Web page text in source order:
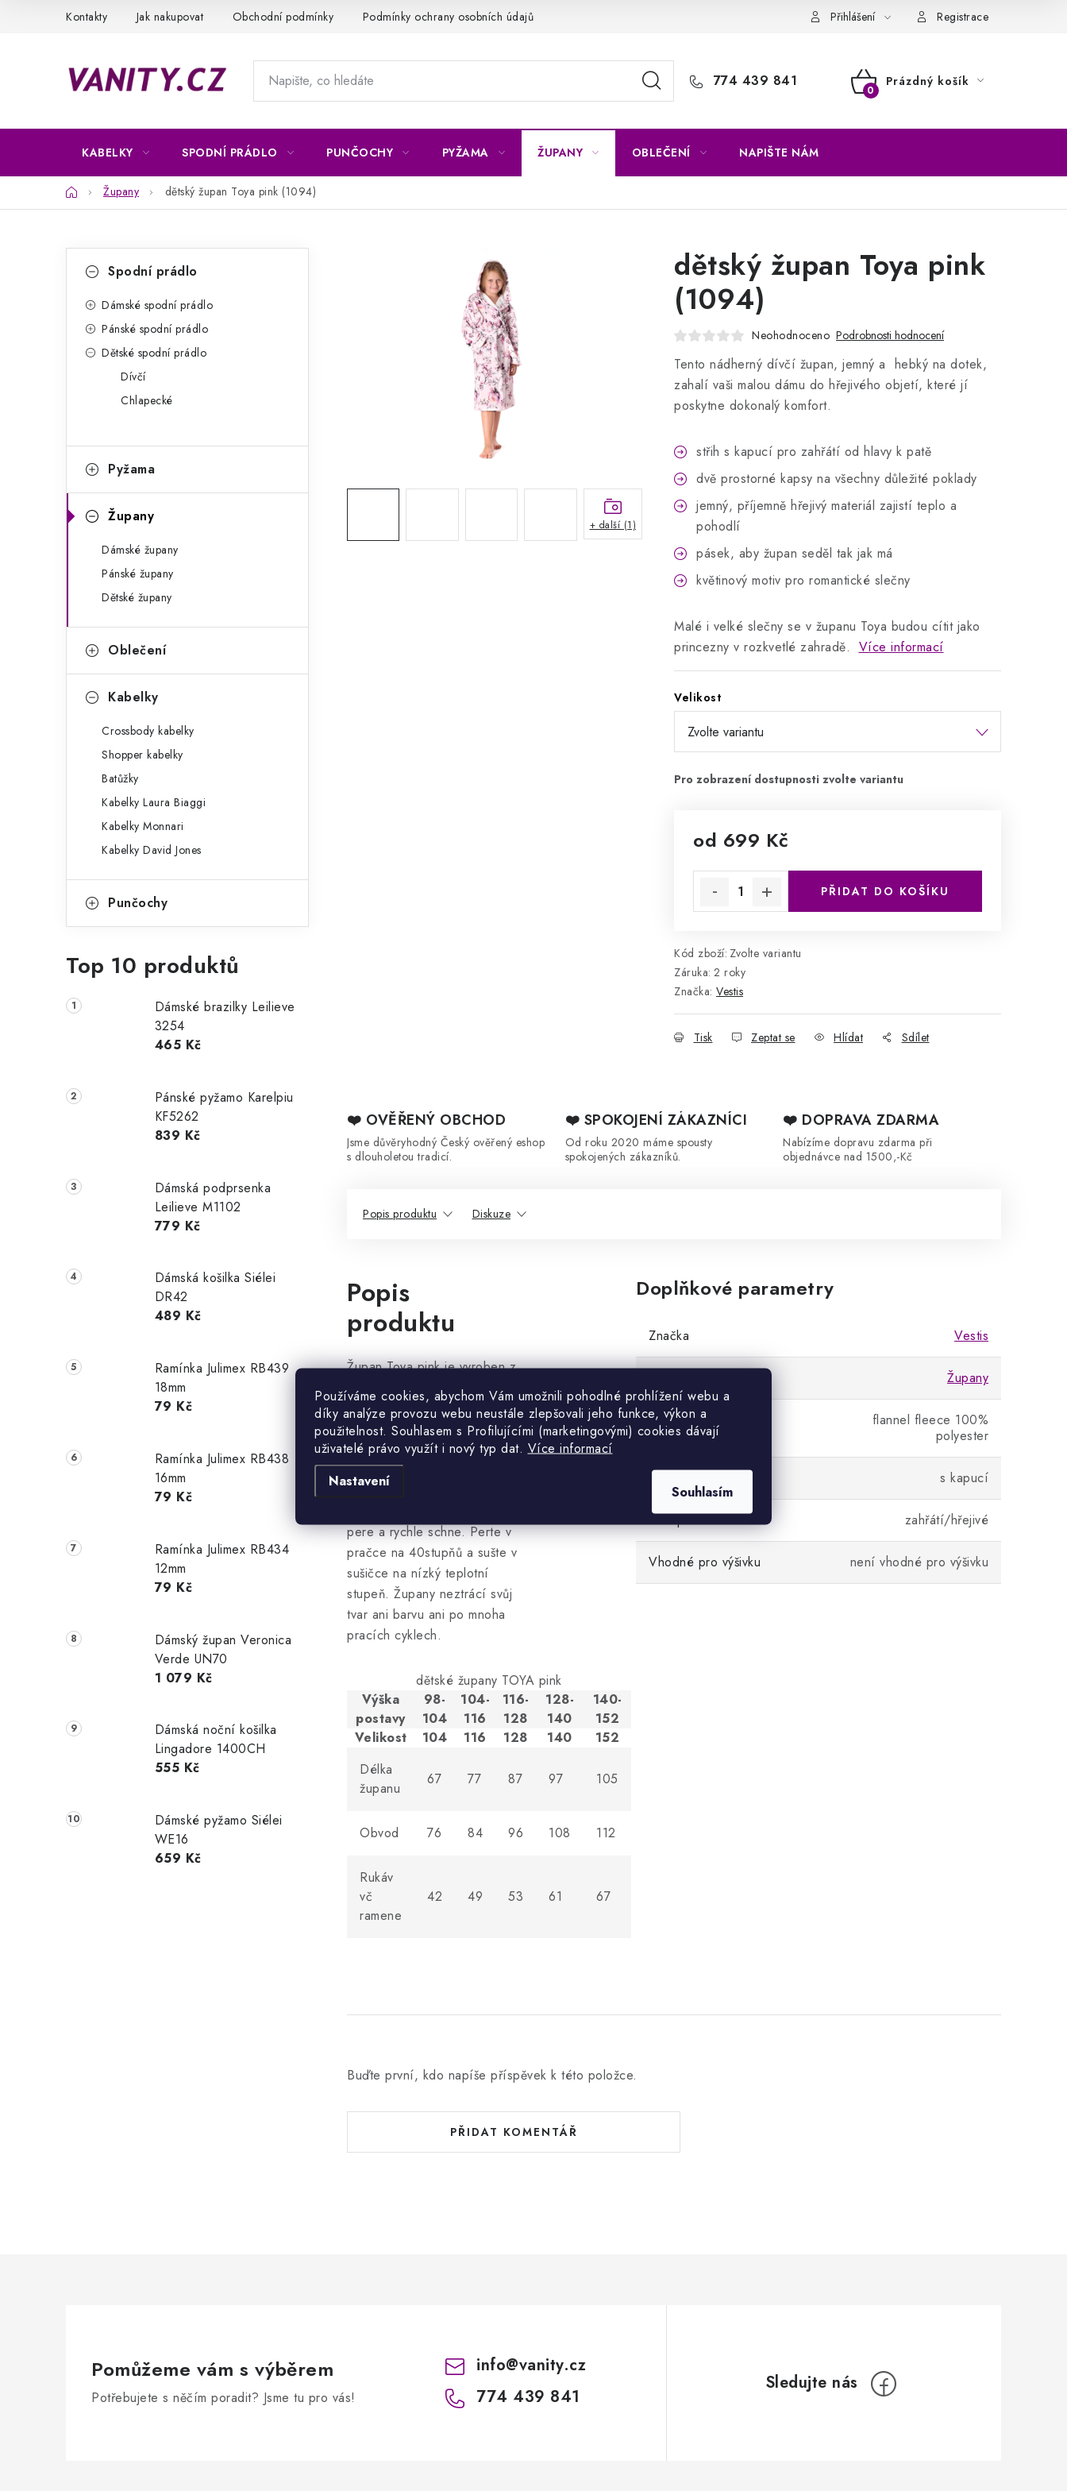
Používáme cookies, abychom Vám umožnili pohodlné prohlížení webu a
díky analýze provozu webu neustále zlepšovali jeho funkce, výkon a
použitelnost. Souhlasem s Profilujícími (marketingovými) cookies dávají
uživatelé právo využít i nový typ dat. Více informací
Nastavení
Souhlasím
Kontakty Jak nakupovat Obchodní podmínky Podmínky ochrany osobních údajů Přihlášení Registrace
774 439 841
NÁKUPNÍ
Prázdný košík
KABELKY SPODNÍ PRÁDLO PUNČOCHY PYŽAMA ŽUPANY OBLEČENÍ NAPIŠTE NÁM
DomůŽupany dětský župan Toya pink (1094)
n
í
p
e
kategorie
i
Spodní prádlo
Dámské spodní prádlo
Pánské spodní prádlo
Dětské spodní prádlo
Dívčí
Chlapecké
Pyžama
Župany
Dámské župany
Pánské župany
Dětské župany
Oblečení
Kabelky
Crossbody kabelky
Shopper kabelky
Batůžky
Kabelky Laura Biaggi
Kabelky Monnari
Kabelky David Jones
Punčochy
Top 10 produktů
Dámské brazilky Leilieve
3254
465 Kč
Pánské pyžamo Karelpiu
KF5262
839 Kč
Dámská podprsenka
Leilieve M1102
779 Kč
Dámská košilka Siélei
DR42
489 Kč
Ramínka Julimex RB439
18mm
79 Kč
Ramínka Julimex RB438
16mm
79 Kč
Ramínka Julimex RB434
12mm
79 Kč
Dámský župan Veronica
Verde UN70
1 079 Kč
Dámská noční košilka
Lingadore 1400CH
555 Kč
Dámské pyžamo Siélei
WE16
659 Kč
dětský župan Toya pink
(1094)
Neohodnoceno Podrobnosti hodnocení
Tento nádherný dívčí župan, jemný a hebký na dotek,
zahalí vaši malou dámu do hřejivého objetí, které jí
poskytne dokonalý komfort.
střih s kapucí pro zahřátí od hlavy k patě
dvě prostorné kapsy na všechny důležité poklady
jemný, příjemně hřejivý materiál zajistí teplo a
pohodlí
pásek, aby župan seděl tak jak má
květinový motiv pro romantické slečny
Malé i velké slečny se v županu Toya budou cítit jako
princezny v rozkvetlé zahradě. Více informací
Velikost
od 699 Kč
PŘIDAT DO KOŠÍKU
Kód zboží: Zvolte variantu
Záruka: 2 roky
Značka: Vestis
Tisk Zeptat se Hlídat Sdílet
+ další (1)
❤️ OVĚŘENÝ OBCHOD
Jsme důvěryhodný Český ověřený eshop
s dlouholetou tradicí.
❤️ SPOKOJENÍ ZÁKAZNÍCI
Od roku 2020 máme spousty
spokojených zákazníků.
❤️ DOPRAVA ZDARMA
Nabízíme dopravu zdarma při
objednávce nad 1500,-Kč
Popis produktu Diskuze
Popis
produktu
Župan Toya pink je vyroben z
materiálu flannel fleece, který
vyniká jemným hebkým
povrchem, hustým kratším
vlasem, díky kterému je
materiál příjemně hřejivý a
zároveň lehký a méně
pere a rychle schne. Perte v
pračce na 40stupňů a sušte v
sušičce na nízký teplotní
stupeň. Župany neztrácí svůj
tvar ani barvu ani po mnoha
pracích cyklech.
dětské župany TOYA pink
Výška
postavy
98-
104
104-
116
116-
128
128-
140
140-
152
Velikost
104 116 128 140
152
Délka
županu
67 77 87 97 105
Obvod 76 84 96 108 112
Rukáv
vč
ramene
42 49 53 61 67
Doplňkové parametry
Značka Vestis
Župany
Materiál
flannel fleece 100%
polyester
Střih s kapucí
účel použití zahřátí/hřejivé
Vhodné pro výšivku není vhodné pro výšivku
Buďte první, kdo napíše příspěvek k této položce.
PŘIDAT KOMENTÁŘ
Pomůžeme vám s výběrem
Potřebujete s něčím poradit? Jsme tu pro vás!
info@vanity.cz
774 439 841